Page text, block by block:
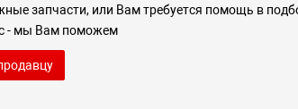
запчасти, или Вам требуется помощь в
- мы Вам поможем